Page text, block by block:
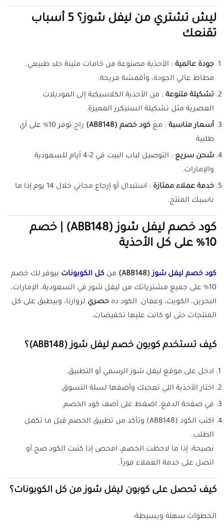
ليش تشتري من ليفل شوز؟ 5 أسباب
تقنعك
جودة عالمية : الأحذية مصنوعة من خامات متينة جلد طبيعي،
مطاط عالي الجودة، وأقمشة مريحة.
تشكيلة متنوعة : من الأحذية الكلاسيكية إلى الموديلات
العصرية مثل تشكيلة السنيكرز المميزة.
أسعار مناسبة : مع كود خصم (ABB148)
راح توفر 10% على أي
طلبية
شحن سريع
: التوصيل لباب البيت في 2-4 أيام للسعودية
والإمارات.
خدمة عملاء ممتازة
: استبدال أو إرجاع مجاني خلال 14 يوم إذا ما
ناسبك المنتج.
كود خصم ليفل شوز (ABB148) | خصم
10% على كل الأحذية
كود خصم ليفل شوز(ABB148) من كل الكوبونات بيوفر لك خصم
10% على جميع مشترياتك من ليفل شوز في السعودية، الإمارات،
البحرين، الكويت، وعمان. الكود ده حصري لزوارنا، وبيطبق على كل
المنتجات حتى لو كانت عليها تخفيضات.
كيف تستخدم كوبون خصم ليفل شوز (ABB148)؟
ادخل على موقع ليفل شوز الرسمي أو التطبيق.
اختار الأحذية اللي تعجبك وأضفها لسلة التسوق.
في صفحة الدفع، اضغط على أضف كود الخصم.
اكتب الكود (ABB148) وتأكد من تطبيق الخصم قبل ما تكمل
الطلب.
نصيحة: إذا ما لاحظت الخصم، افحص إذا كتبت الكود صح أو
اتصل على خدمة العملاء فوراً.
كيف تحصل على كوبون ليفل شوز من كل الكوبونات؟
الخطوات سهلة وبسيطة: